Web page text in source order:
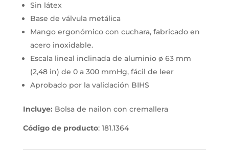
Sin látex
Base de válvula metálica
Mango ergonómico con cuchara, fabricado en
acero inoxidable.
Escala lineal inclinada de aluminio ø 63 mm
(2,48 in) de 0 a 300 mmHg, fácil de leer
Aprobado por la validación BIHS
Incluye: Bolsa de nailon con cremallera
Código de producto: 181.1364